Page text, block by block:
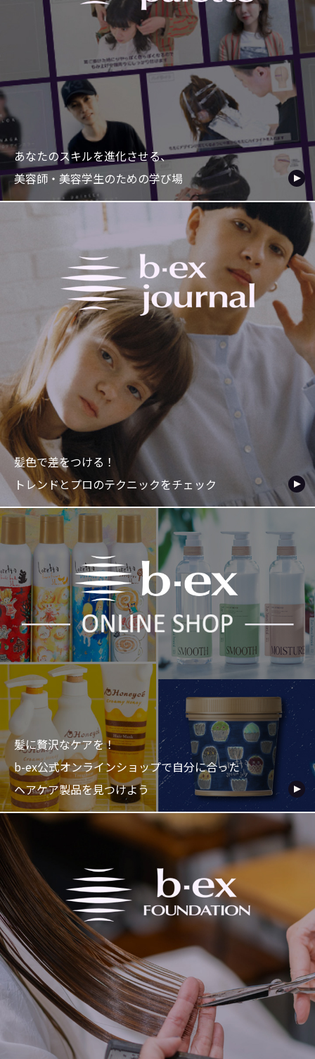
あなたのスキルを進化させる、
美容師・美容学生のための学び場
髪色で差をつける！
トレンドとプロのテクニックをチェック
髪に贅沢なケアを！
b-ex公式オンラインショップで自分に合った
ヘアケア製品を見つけよう